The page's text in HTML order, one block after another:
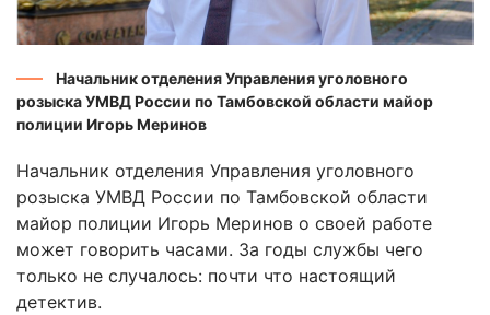
Начальник отделения Управления уголовного
розыска УМВД России по Тамбовской области майор
полиции Игорь Меринов
Начальник отделения Управления уголовного
розыска УМВД России по Тамбовской области
майор полиции Игорь Меринов о своей работе
может говорить часами. За годы службы чего
только не случалось: почти что настоящий
детектив.